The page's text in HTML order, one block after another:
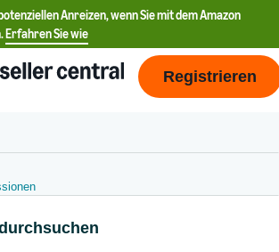
Anreizen, wenn Sie mit dem Amazon
Erfahren Sie wie
Registrieren